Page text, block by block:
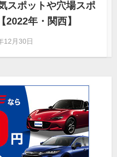
スポットや穴場スポ
2022年・関西】
12月30日